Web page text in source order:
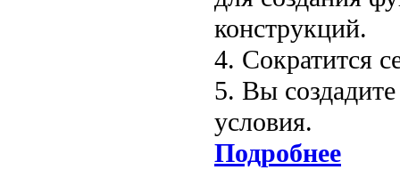
конструкций.
4. Сократится
5. Вы
условия.
Подробнее